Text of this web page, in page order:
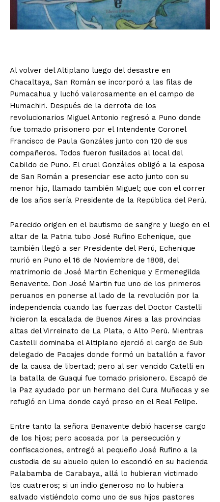
Al volver del Altiplano luego del desastre en
Chacaltaya, San Román se incorporó a las filas de
Pumacahua y luchó valerosamente en el campo de
Humachiri. Después de la derrota de los
revolucionarios Miguel Antonio regresó a Puno donde
fue tomado prisionero por el Intendente Coronel
Francisco de Paula Gonzáles junto con 120 de sus
compañeros. Todos fueron fusilados al local del
Cabildo de Puno. El cruel Gonzáles obligó a la esposa
de San Román a presenciar ese acto junto con su
menor hijo, llamado también Miguel; que con el correr
de los años sería Presidente de la República del Perú.
Parecido origen en el bautismo de sangre y luego en el
altar de la Patria tubo José Rufino Echenique, que
también llegó a ser Presidente del Perú, Echenique
murió en Puno el 16 de Noviembre de 1808, del
matrimonio de José Martin Echenique y Ermenegilda
Benavente. Don José Martin fue uno de los primeros
peruanos en ponerse al lado de la revolución por la
independencia cuando las fuerzas del Doctor Castelli
hicieron la escalada de Buenos Aires a las provincias
altas del Virreinato de La Plata, o Alto Perú. Mientras
Castelli dominaba el Altiplano ejerció el cargo de Sub
delegado de Pacajes donde formó un batallón a favor
de la causa de libertad; pero al ser vencido Catelli en
la batalla de Guaqui fue tomado prisionero. Escapó de
la Paz ayudado por un hermano del Cura Muñecas y se
refugió en Lima donde cayó preso en el Real Felipe.
Entre tanto la señora Benavente debió hacerse cargo
de los hijos; pero acosada por la persecución y
confiscaciones, entregó al pequeño José Rufino a la
custodia de su abuelo quien lo escondió en su hacienda
Palabamba de Carabaya, allá lo hubieran victimado
los cuatreros; si un indio generoso no lo hubiera
salvado vistiéndolo como uno de sus hijos pastores